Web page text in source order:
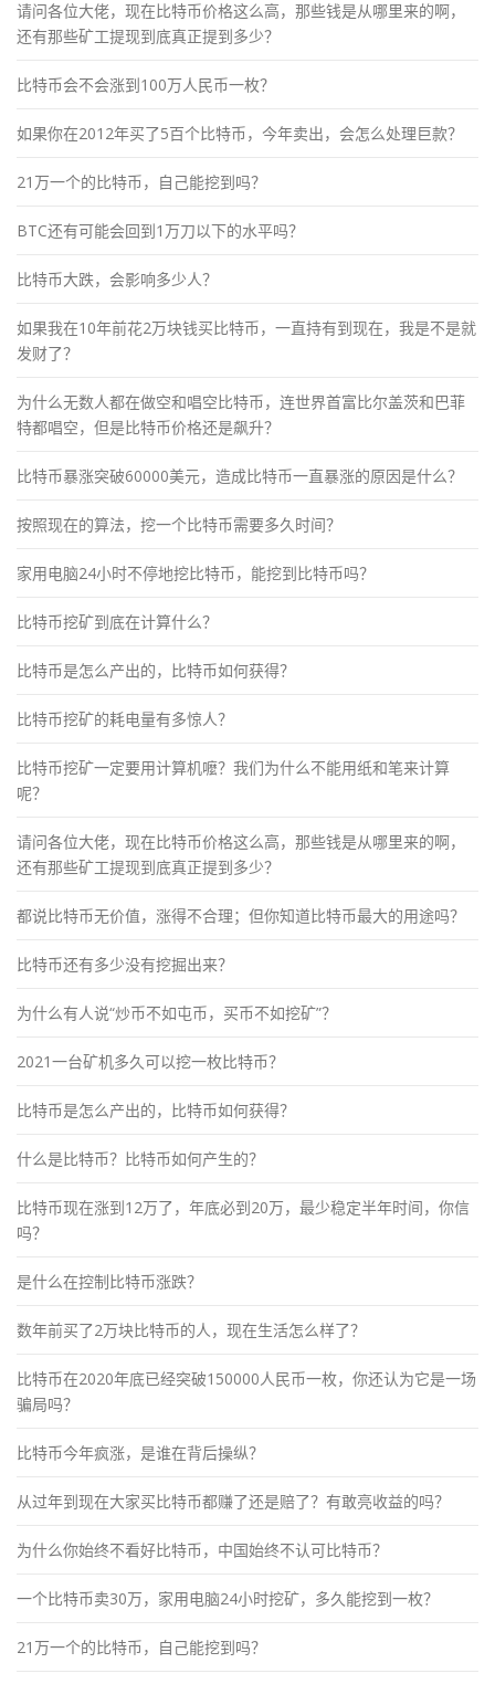
请问各位大佬，现在比特币价格这么高，那些钱是从哪里来的啊，
还有那些矿工提现到底真正提到多少？
比特币会不会涨到100万人民币一枚？
如果你在2012年买了5百个比特币，今年卖出，会怎么处理巨款？
21万一个的比特币，自己能挖到吗？
BTC还有可能会回到1万刀以下的水平吗？
比特币大跌，会影响多少人？
如果我在10年前花2万块钱买比特币，一直持有到现在，我是不是就
发财了？
为什么无数人都在做空和唱空比特币，连世界首富比尔盖茨和巴菲
特都唱空，但是比特币价格还是飙升？
比特币暴涨突破60000美元，造成比特币一直暴涨的原因是什么？
按照现在的算法，挖一个比特币需要多久时间？
家用电脑24小时不停地挖比特币，能挖到比特币吗？
比特币挖矿到底在计算什么？
比特币是怎么产出的，比特币如何获得？
比特币挖矿的耗电量有多惊人？
比特币挖矿一定要用计算机嚒？我们为什么不能用纸和笔来计算
呢？
请问各位大佬，现在比特币价格这么高，那些钱是从哪里来的啊，
还有那些矿工提现到底真正提到多少？
都说比特币无价值，涨得不合理；但你知道比特币最大的用途吗？
比特币还有多少没有挖掘出来？
为什么有人说“炒币不如屯币，买币不如挖矿”？
2021一台矿机多久可以挖一枚比特币？
比特币是怎么产出的，比特币如何获得？
什么是比特币？比特币如何产生的？
比特币现在涨到12万了，年底必到20万，最少稳定半年时间，你信
吗？
是什么在控制比特币涨跌？
数年前买了2万块比特币的人，现在生活怎么样了？
比特币在2020年底已经突破150000人民币一枚，你还认为它是一场
骗局吗？
比特币今年疯涨，是谁在背后操纵？
从过年到现在大家买比特币都赚了还是赔了？有敢亮收益的吗？
为什么你始终不看好比特币，中国始终不认可比特币？
一个比特币卖30万，家用电脑24小时挖矿，多久能挖到一枚？
21万一个的比特币，自己能挖到吗？